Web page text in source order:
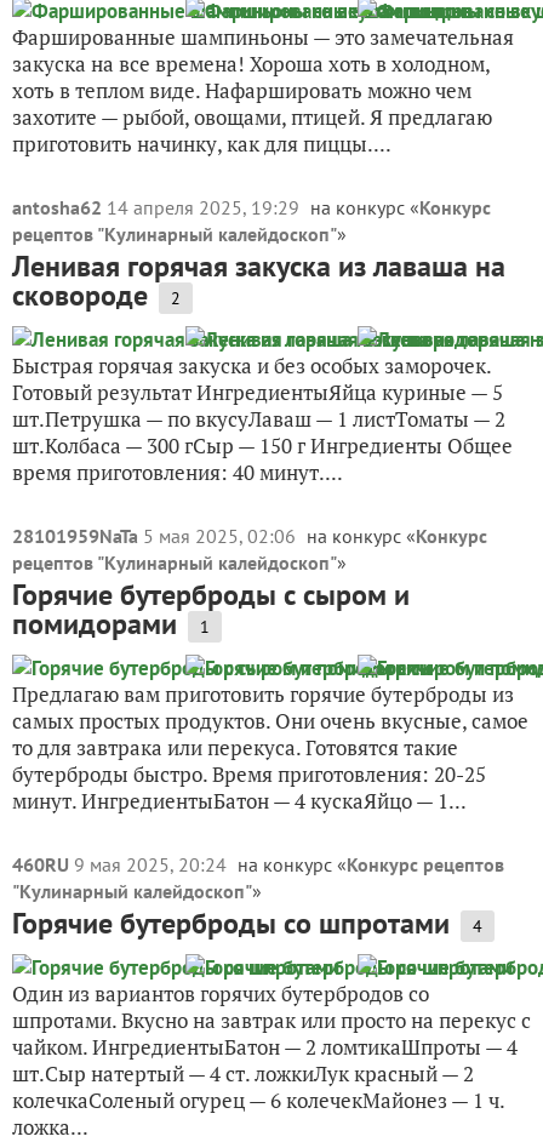
Фаршированные шампиньоны — это замечательная
закуска на все времена! Хороша хоть в холодном,
хоть в теплом виде. Нафаршировать можно чем
захотите — рыбой, овощами, птицей. Я предлагаю
приготовить начинку, как для пиццы....
antosha62 14 апреля 2025, 19:29 на конкурс «Конкурс
рецептов "Кулинарный калейдоскоп"»
Ленивая горячая закуска из лаваша на
сковороде 2
Быстрая горячая закуска и без особых заморочек.
Готовый результат ИнгредиентыЯйца куриные — 5
шт.Петрушка — по вкусуЛаваш — 1 листТоматы — 2
шт.Колбаса — 300 гСыр — 150 г Ингредиенты Общее
время приготовления: 40 минут....
28101959NaTa 5 мая 2025, 02:06 на конкурс «Конкурс
рецептов "Кулинарный калейдоскоп"»
Горячие бутерброды с сыром и
помидорами 1
Предлагаю вам приготовить горячие бутерброды из
самых простых продуктов. Они очень вкусные, самое
то для завтрака или перекуса. Готовятся такие
бутерброды быстро. Время приготовления: 20-25
минут. ИнгредиентыБатон — 4 кускаЯйцо — 1...
460RU 9 мая 2025, 20:24 на конкурс «Конкурс рецептов
"Кулинарный калейдоскоп"»
Горячие бутерброды со шпротами 4
Один из вариантов горячих бутербродов со
шпротами. Вкусно на завтрак или просто на перекус с
чайком. ИнгредиентыБатон — 2 ломтикаШпроты — 4
шт.Сыр натертый — 4 ст. ложкиЛук красный — 2
колечкаСоленый огурец — 6 колечекМайонез — 1 ч.
ложка...